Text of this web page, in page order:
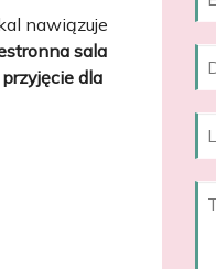
nawiązuje
sala
dla